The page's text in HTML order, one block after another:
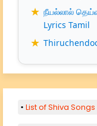
நீயல்லால்
Lyrics Tamil
List of Shiva Songs